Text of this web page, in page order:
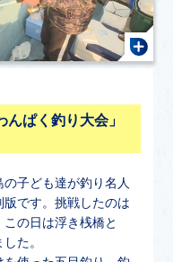
んぱく釣り大会」
子ども達が釣り名人
です。挑戦したのは
の日は浮き桟橋と
た。